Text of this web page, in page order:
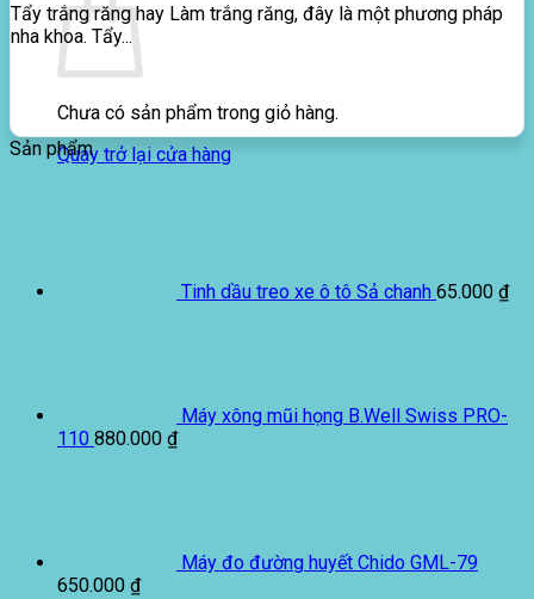
Chưa có sản phẩm trong giỏ hàng.
Quay trở lại cửa hàng
Tẩy trắng răng hay Làm trắng răng, đây là một phương pháp
nha khoa. Tẩy...
Sản phẩm
Tinh dầu treo xe ô tô Sả chanh 65.000 ₫
Máy xông mũi họng B.Well Swiss PRO-
110 880.000 ₫
Máy đo đường huyết Chido GML-79
650.000 ₫